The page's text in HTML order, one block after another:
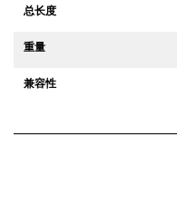
总长度
重量
兼容性